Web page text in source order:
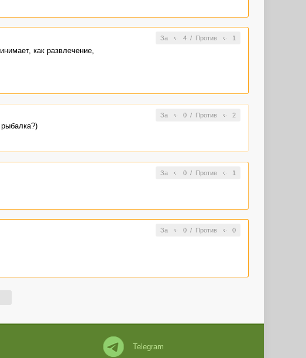
За 4/ Против 1
как развлечение,
За 0/ Против 2
За 0/ Против 1
За 0/ Против 0
Telegram